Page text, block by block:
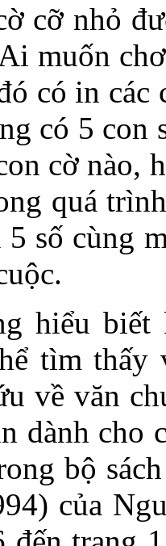
cỡ nhỏ
muốn
có in
có 5
cờ nào,
quá
số cùng
hiểu
tìm thấy
về văn
dành cho
bộ
của